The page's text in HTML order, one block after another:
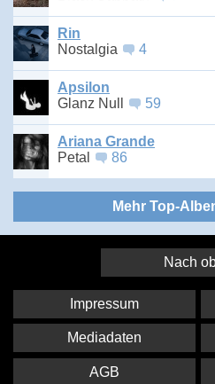
Rin
Nostalgia
4
Apsilon
Glanz Null
59
Ariana Grande
Petal
86
Mehr Top-
Nach
Impressum
Mediadaten
AGB